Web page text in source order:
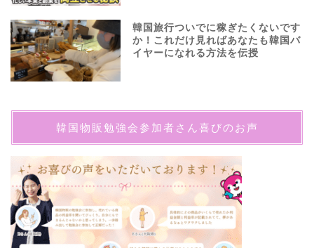
韓国旅行ついでに稼ぎたくないです
か！これだけ見ればあなたも韓国バ
イヤーになれる方法を伝授
韓国物販勉強会参加者さん喜びのお声